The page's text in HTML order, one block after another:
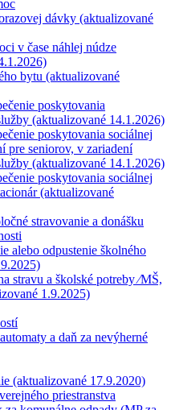
dávky (aktualizované
v čase náhlej núdze
bytu (aktualizované
poskytovania
(aktualizované 14.1.2026)
poskytovania sociálnej
pre seniorov, v zariadení
(aktualizované 14.1.2026)
poskytovania sociálnej
(aktualizované
stravovanie a donášku
alebo odpustenie školného
stravu a školské potreby ⁄MŠ,
1.9.2025)
a daň za nevýherné
(aktualizované 17.9.2020)
priestranstva